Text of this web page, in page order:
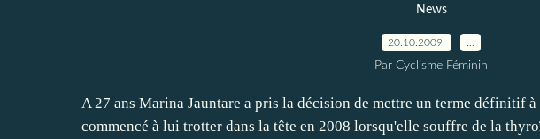
News
20.10.2009
Par Cyclisme Féminin
A 27 ans Marina Jauntare a pris la décision de mettre un terme définitif
commencé à lui trotter dans la tête en 2008 lorsqu'elle souffre de la